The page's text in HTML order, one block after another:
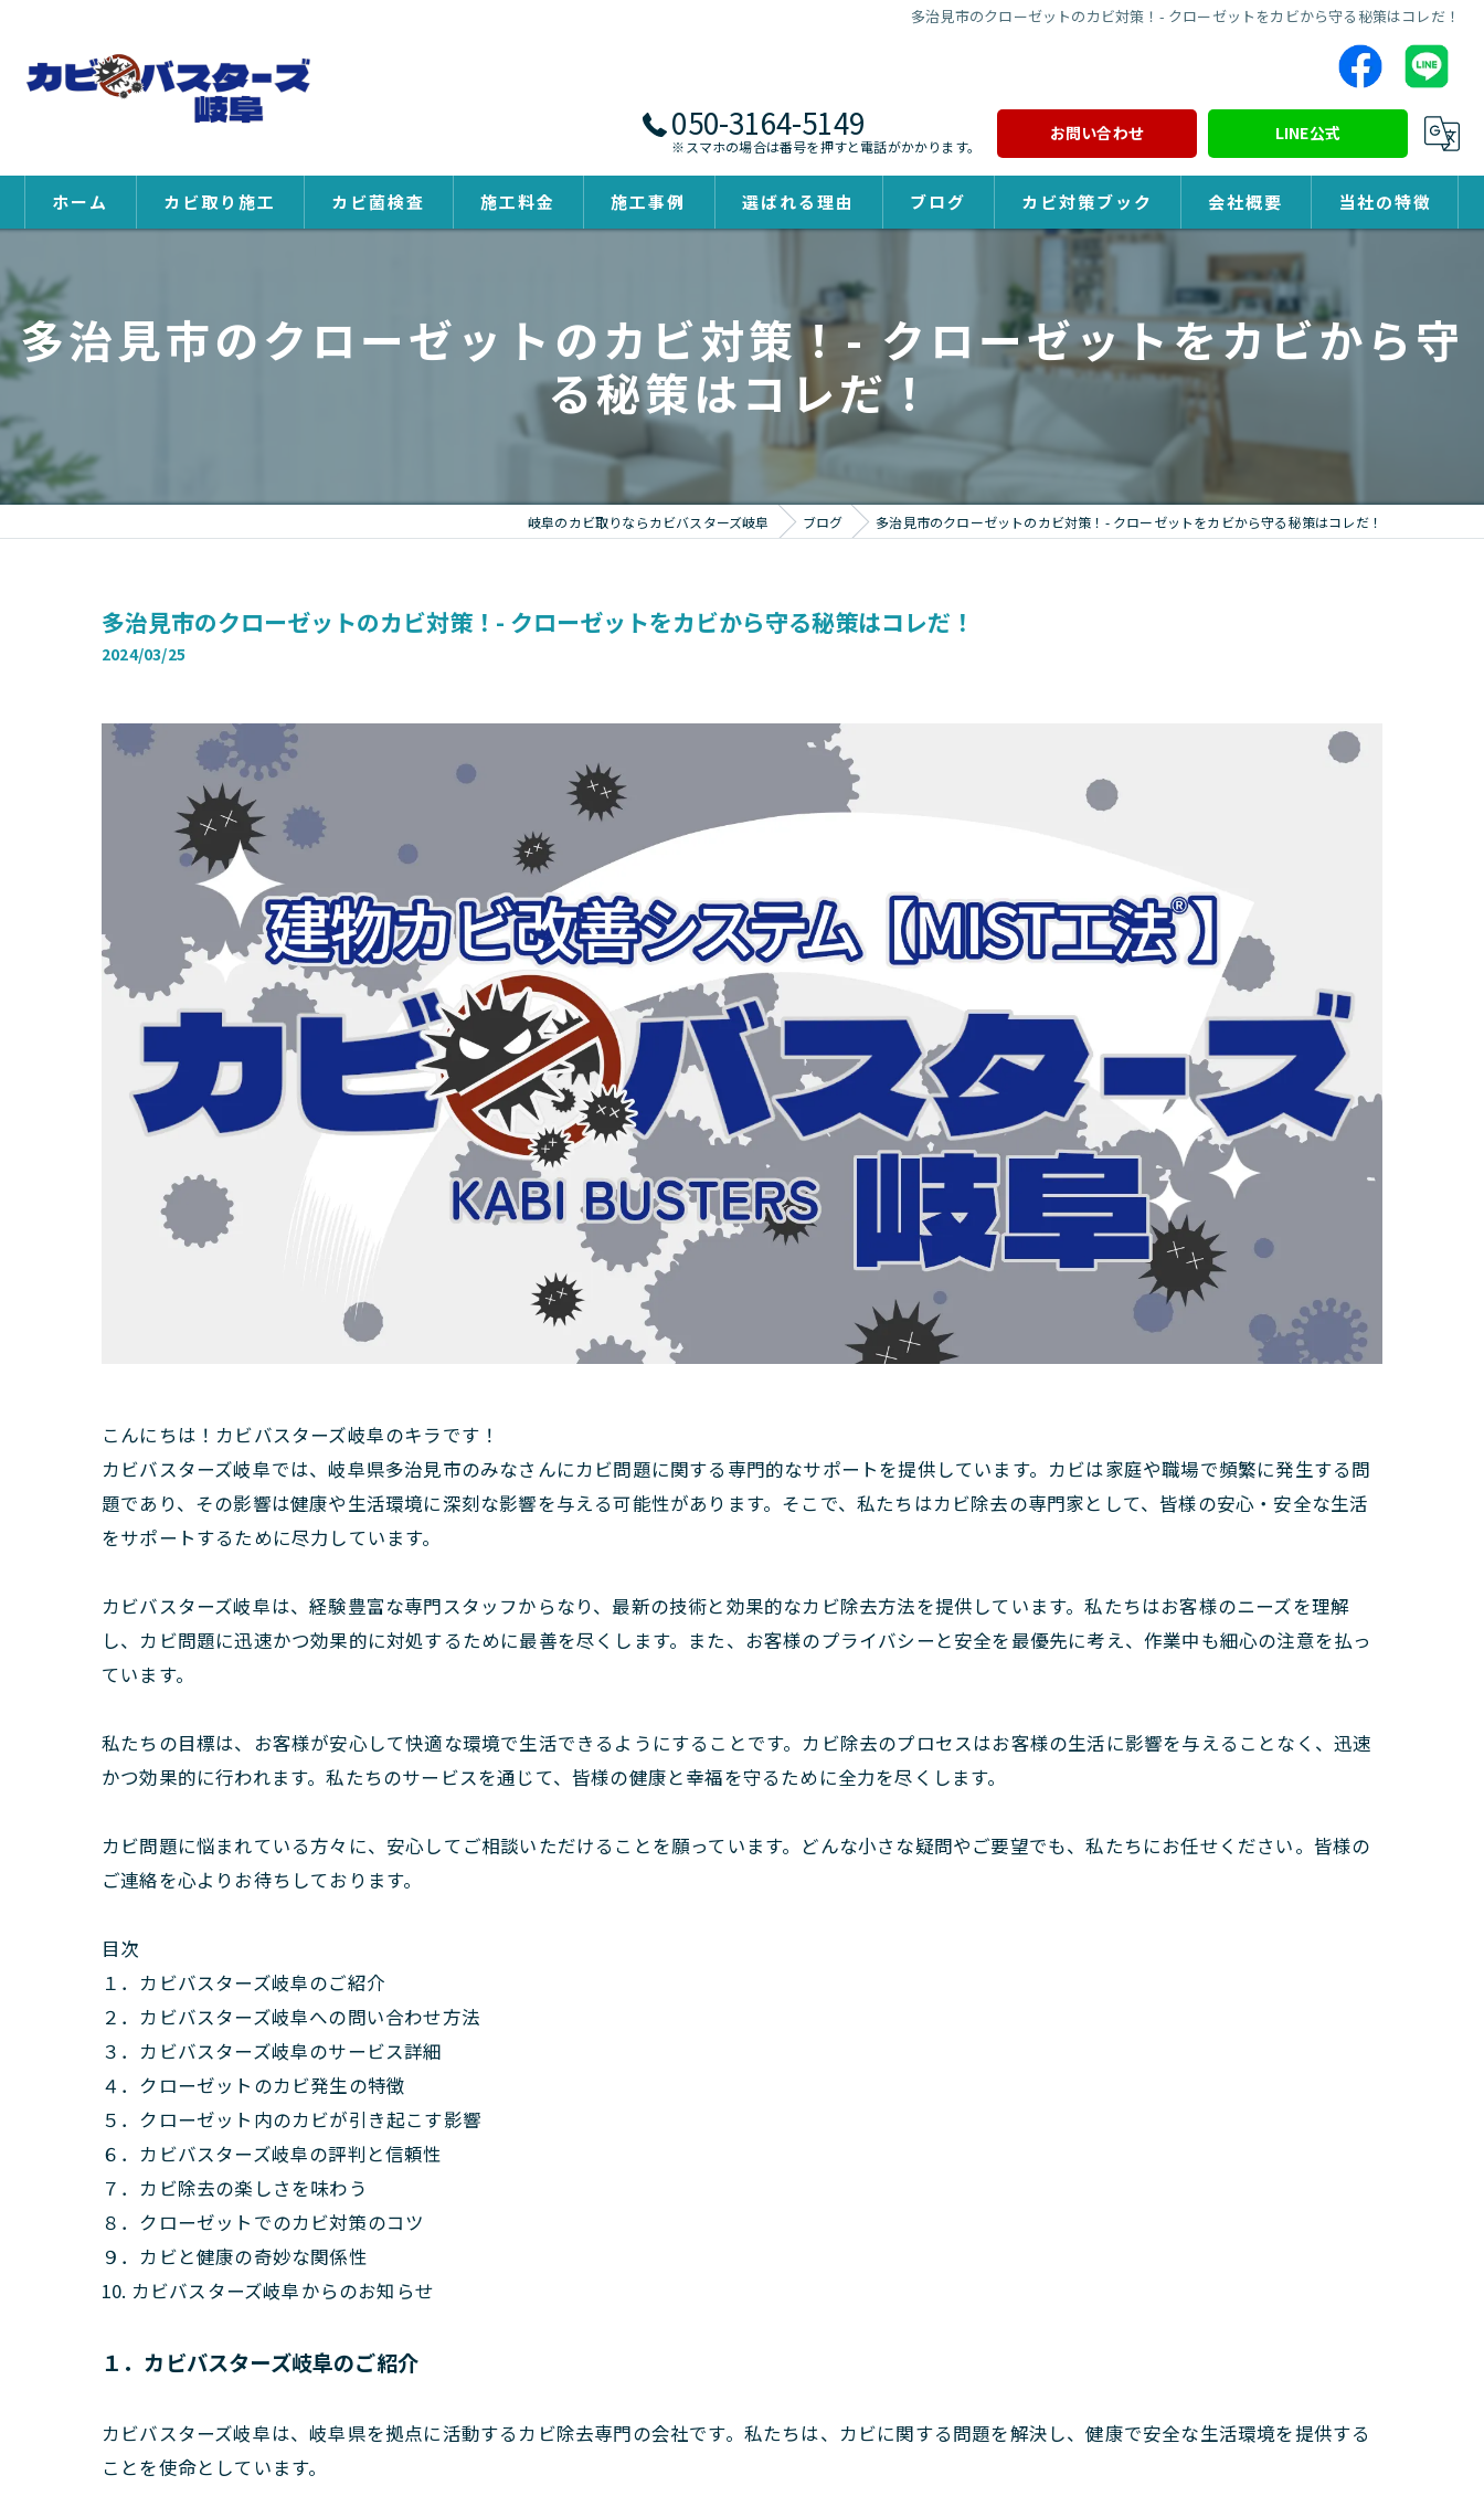
多治見市のクローゼットのカビ対策！- クローゼットをカビから守る秘策はコレだ！
050-3164-5149
※スマホの場合は番号を押すと電話がかかります。
お問い合わせ LINE公式
ホーム カビ取り施工 カビ菌検査 施工料金 施工事例 選ばれる理由 ブログ カビ対策ブック 会社概要 当社の特徴
除カビ
多治見市のクローゼットのカビ対策！- クローゼットをカビから守
る秘策はコレだ！
岐阜のカビ取りならカビバスターズ岐阜 ブログ 多治見市のクローゼットのカビ対策！- クローゼットをカビから守る秘策はコレだ！
多治見市のクローゼットのカビ対策！- クローゼットをカビから守る秘策はコレだ！
2024/03/25
こんにちは！カビバスターズ岐阜のキラです！
カビバスターズ岐阜では、岐阜県多治見市のみなさんにカビ問題に関する専門的なサポートを提供しています。カビは家庭や職場で頻繁に発生する問
題であり、その影響は健康や生活環境に深刻な影響を与える可能性があります。そこで、私たちはカビ除去の専門家として、皆様の安心・安全な生活
をサポートするために尽力しています。
カビバスターズ岐阜は、経験豊富な専門スタッフからなり、最新の技術と効果的なカビ除去方法を提供しています。私たちはお客様のニーズを理解
し、カビ問題に迅速かつ効果的に対処するために最善を尽くします。また、お客様のプライバシーと安全を最優先に考え、作業中も細心の注意を払っ
ています。
私たちの目標は、お客様が安心して快適な環境で生活できるようにすることです。カビ除去のプロセスはお客様の生活に影響を与えることなく、迅速
かつ効果的に行われます。私たちのサービスを通じて、皆様の健康と幸福を守るために全力を尽くします。
カビ問題に悩まれている方々に、安心してご相談いただけることを願っています。どんな小さな疑問やご要望でも、私たちにお任せください。皆様の
ご連絡を心よりお待ちしております。
目次
１．カビバスターズ岐阜のご紹介
２．カビバスターズ岐阜への問い合わせ方法
３．カビバスターズ岐阜のサービス詳細
４．クローゼットのカビ発生の特徴
５．クローゼット内のカビが引き起こす影響
６．カビバスターズ岐阜の評判と信頼性
７．カビ除去の楽しさを味わう
８．クローゼットでのカビ対策のコツ
９．カビと健康の奇妙な関係性
10. カビバスターズ岐阜からのお知らせ
１．カビバスターズ岐阜のご紹介
カビバスターズ岐阜は、岐阜県を拠点に活動するカビ除去専門の会社です。私たちは、カビに関する問題を解決し、健康で安全な生活環境を提供する
ことを使命としています。